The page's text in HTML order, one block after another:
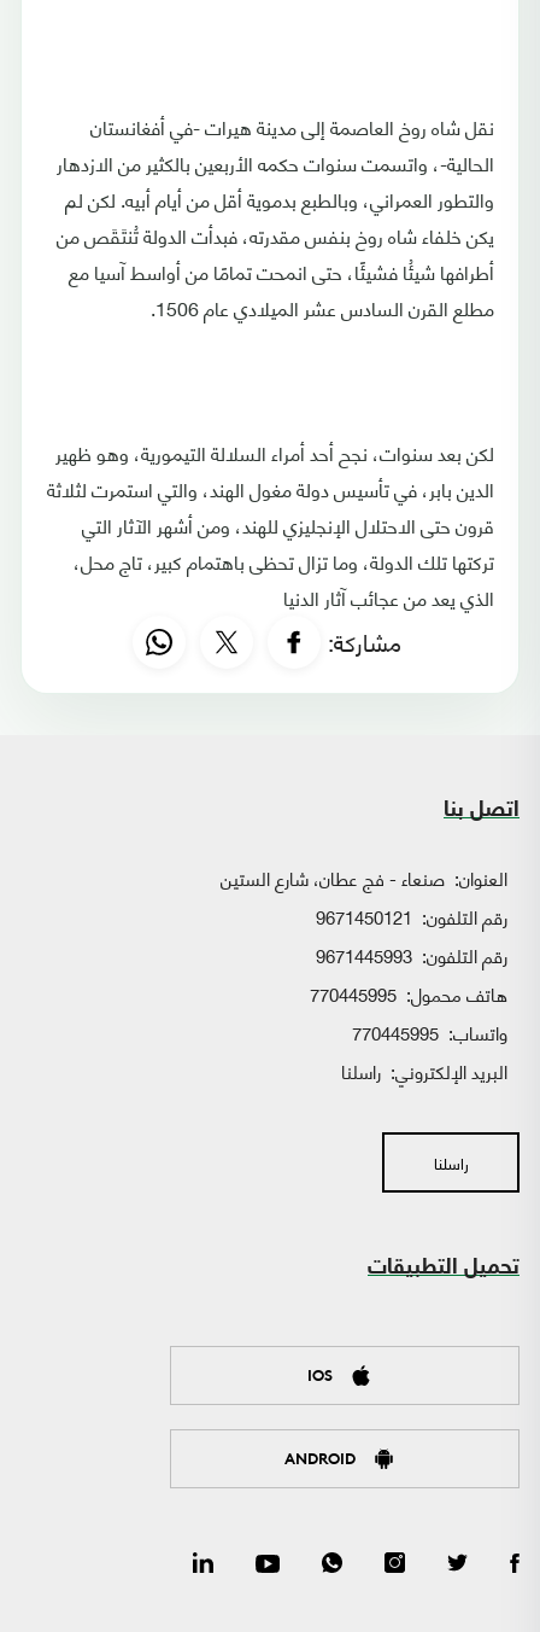
نقل شاه روخ العاصمة إلى مدينة هيرات -في أفغانستان
الحالية-، واتسمت سنوات حكمه الأربعين بالكثير من الازدهار
والتطور العمراني، وبالطبع بدموية أقل من أيام أبيه. لكن لم
يكن خلفاء شاه روخ بنفس مقدرته، فبدأت الدولة تُنتَقَص من
أطرافها شيئُا فشيئًا، حتى انمحت تمامًا من أواسط آسيا مع
مطلع القرن السادس عشر الميلادي عام 1506.
لكن بعد سنوات، نجح أحد أمراء السلالة التيمورية، وهو ظهير
الدين بابر، في تأسيس دولة مغول الهند، والتي استمرت لثلاثة
قرون حتى الاحتلال الإنجليزي للهند، ومن أشهر الآثار التي
تركتها تلك الدولة، وما تزال تحظى باهتمام كبير، تاج محل،
الذي يعد من عجائب آثار الدنيا
مشاركة:
اتصل بنا
العنوان: صنعاء - فج عطان، شارع الستين
رقم التلفون: 9671450121
رقم التلفون: 9671445993
هاتف محمول: 770445995
واتساب:
البريد الإلكتروني: راسلنا
راسلنا
تحميل التطبيقات
IOS
ANDROID